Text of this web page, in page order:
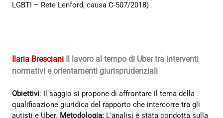
LGBTI – Rete Lenford, causa C-507/2018)
Ilaria Bresciani Il lavoro al tempo di Uber tra interventi
normativi e orientamenti giurisprudenziali
Obiettivi: Il saggio si propone di affrontare il tema della
qualificazione giuridica del rapporto che intercorre tra gli
autisti e Uber. Metodologia: L’analisi è stata condotta sulla